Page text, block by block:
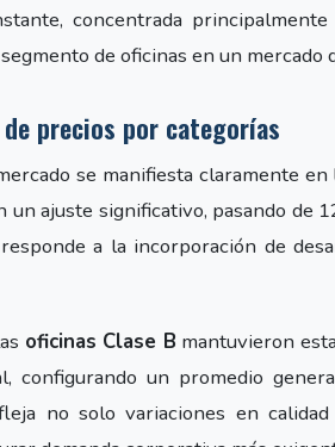
concentrada
de oficinas en un mercado
precios por categorías
se manifiesta claramente
ajuste significativo, pasando de
a la incorporación de
oficinas Clase B mantuvieron
configurando un promedio
no solo variaciones en